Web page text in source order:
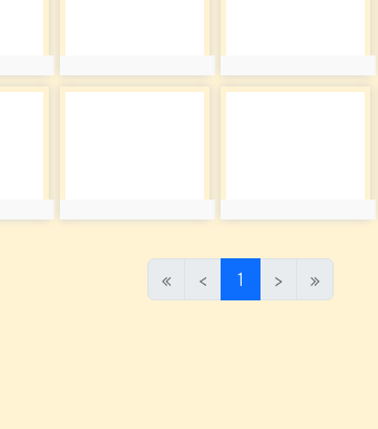
photo:351 photo:352
photo:355 photo:356
« ‹ 1 (目前頁次)
› »